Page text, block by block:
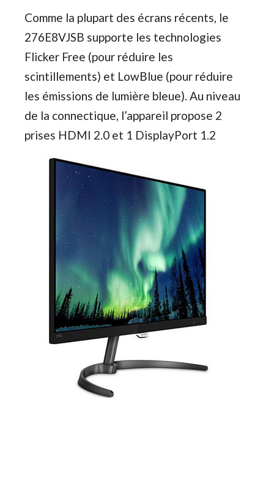
Comme la plupart des écrans récents, le
276E8VJSB supporte les technologies
Flicker Free (pour réduire les
scintillements) et LowBlue (pour réduire
les émissions de lumière bleue). Au niveau
de la connectique, l’appareil propose 2
prises HDMI 2.0 et 1 DisplayPort 1.2